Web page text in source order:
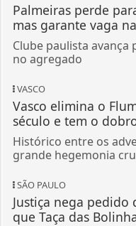
Palmeiras perde
mas garante vaga
Clube paulista avança
no agregado
VASCO
Vasco elimina o
século e tem o
Histórico entre os
grande hegemonia
SÃO PAULO
Justiça nega
que Taça das